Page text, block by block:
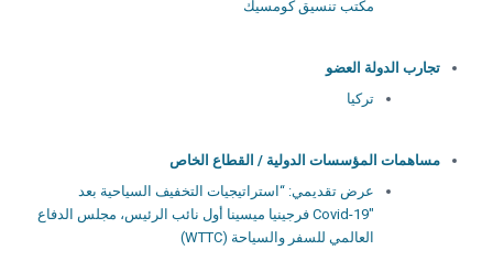
مكتب تنسيق كومسيك
تجارب الدولة العضو
تركيا
مساهمات المؤسسات الدولية / القطاع الخاص
عرض تقديمي: “استراتيجيات التخفيف السياحية بعد
Covid-19″ فرجينيا ميسينا أول نائب الرئيس، مجلس الدفاع
العالمي للسفر والسياحة (WTTC)